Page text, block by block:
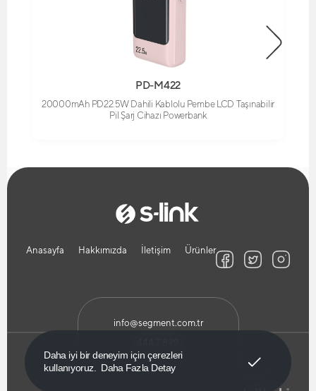
Daha iyi bir deneyim için çerezleri
kullanıyoruz.
Daha Fazla Detay
PD-M422
20000mAh PD22.5W Dahili Kablolu Pembe LCD Taşınabilir
Pil Şarj Cihazı Powerbank
Anasayfa Hakkımızda İletişim Ürünler
info@segment.com.tr